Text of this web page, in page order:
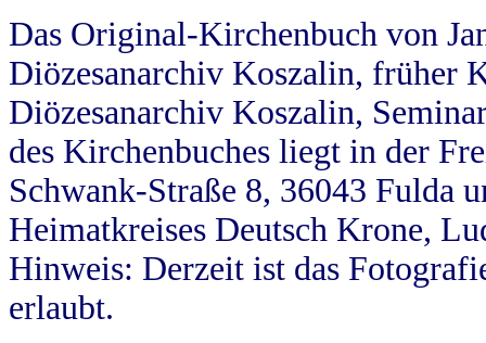
Das Original-Kirchenbuch von
Diözesanarchiv Koszalin, früher
Diözesanarchiv Koszalin,
des Kirchenbuches liegt in der
Schwank-Straße 8, 36043 Fulda
Heimatkreises Deutsch Krone,
Hinweis: Derzeit ist das
erlaubt.